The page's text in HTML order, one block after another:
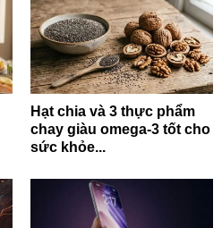
Hạt chia và 3 thực phẩm
chay giàu omega-3 tốt cho
sức khỏe...